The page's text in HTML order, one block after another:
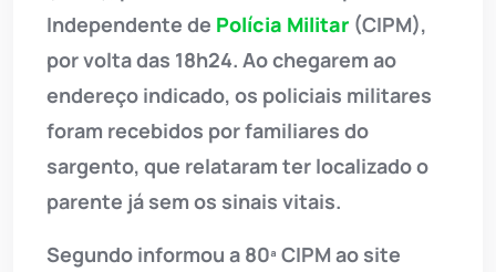
Independente de Polícia Militar (CIPM),
por volta das 18h24. Ao chegarem ao
endereço indicado, os policiais militares
foram recebidos por familiares do
sargento, que relataram ter localizado o
parente já sem os sinais vitais.
Segundo informou a 80ª CIPM ao site